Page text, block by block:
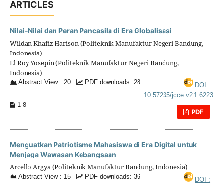
ARTICLES
Nilai-Nilai dan Peran Pancasila di Era Globalisasi
Wildan Khafiz Harison (Politeknik Manufaktur Negeri Bandung,
Indonesia)
El Roy Yosepin (Politeknik Manufaktur Negeri Bandung,
Indonesia)
Abstract View : 20 PDF downloads: 28
DOI :
10.57235/jcce.v2i1.6223
1-8
PDF
Menguatkan Patriotisme Mahasiswa di Era Digital untuk
Menjaga Wawasan Kebangsaan
Arcello Argya (Politeknik Manufaktur Bandung, Indonesia)
Abstract View : 15 PDF downloads: 36
DOI :